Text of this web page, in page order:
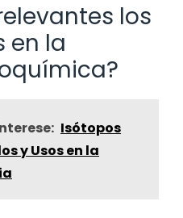
los
en la
Isótopos
y Usos en la